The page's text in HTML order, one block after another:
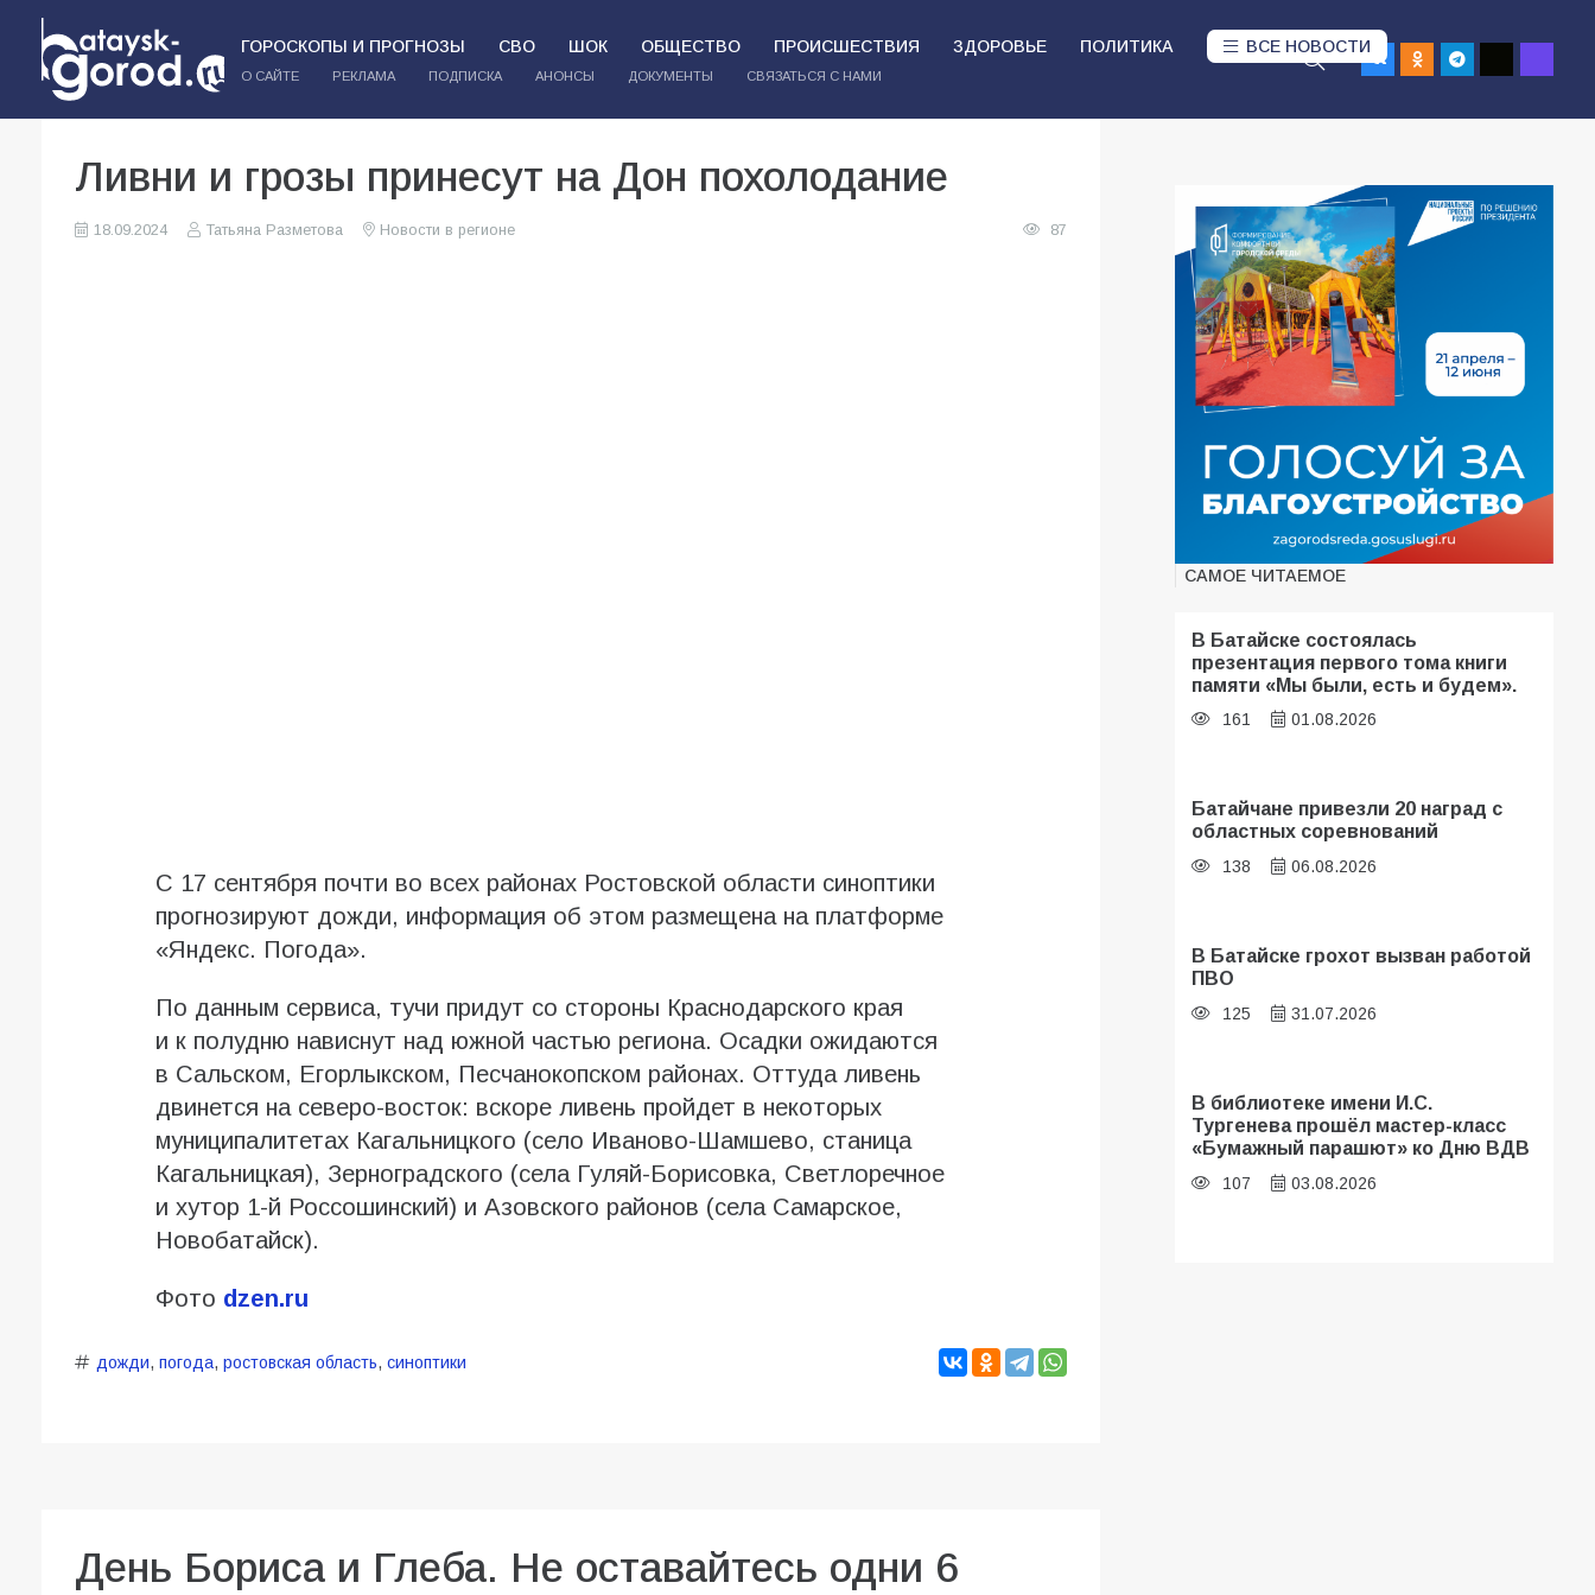
ГОРОСКОПЫ И ПРОГНОЗЫ СВО ШОК ОБЩЕСТВО ПРОИСШЕСТВИЯ ЗДОРОВЬЕ ПОЛИТИКА ВСЕ НОВОСТИ
О САЙТЕ РЕКЛАМА ПОДПИСКА АНОНСЫ ДОКУМЕНТЫ СВЯЗАТЬСЯ С НАМИ
Ливни и грозы принесут на Дон похолодание
18.09.2024 Татьяна Разметова Новости в регионе 87
С 17 сентября почти во всех районах Ростовской области синоптики
прогнозируют дожди, информация об этом размещена на платформе
«Яндекс. Погода».
По данным сервиса, тучи придут со стороны Краснодарского края
и к полудню нависнут над южной частью региона. Осадки ожидаются
в Сальском, Егорлыкском, Песчанокопском районах. Оттуда ливень
двинется на северо-восток: вскоре ливень пройдет в некоторых
муниципалитетах Кагальницкого (село Иваново-Шамшево, станица
Кагальницкая), Зерноградского (села Гуляй-Борисовка, Светлоречное
и хутор 1-й Россошинский) и Азовского районов (села Самарское,
Новобатайск).
Фото dzen.ru
дожди, погода, ростовская область, синоптики
День Бориса и Глеба. Не оставайтесь одни 6
САМОЕ ЧИТАЕМОЕ
В Батайске состоялась
презентация первого тома книги
памяти «Мы были, есть и будем».
161 01.08.2026
Батайчане привезли 20 наград с
областных соревнований
138 06.08.2026
В Батайске грохот вызван работой
ПВО
125 31.07.2026
В библиотеке имени И.С.
Тургенева прошёл мастер-класс
«Бумажный парашют» ко Дню ВДВ
107 03.08.2026